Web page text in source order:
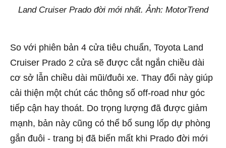
Land Cruiser Prado đời mới nhất. Ảnh: MotorTrend
So với phiên bản 4 cửa tiêu chuẩn, Toyota Land
Cruiser Prado 2 cửa sẽ được cắt ngắn chiều dài
cơ sở lẫn chiều dài mũi/đuôi xe. Thay đổi này giúp
cải thiện một chút các thông số off-road như góc
tiếp cận hay thoát. Do trọng lượng đã được giảm
mạnh, bản này cũng có thể bổ sung lốp dự phòng
gắn đuôi - trang bị đã biến mất khi Prado đời mới